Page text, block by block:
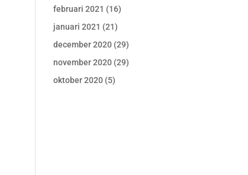
februari 2021 (16)
januari 2021 (21)
december 2020 (29)
november 2020 (29)
oktober 2020 (5)